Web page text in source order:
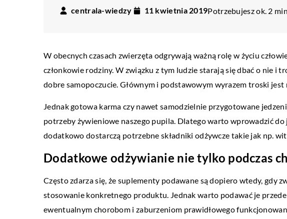
centrala-wiedzy 11 kwietnia 2019Potrzebujesz ok. 2
W obecnych czasach zwierzęta odgrywają ważną rolę w życiu
członkowie rodziny. W związku z tym ludzie starają się dbać o nie i
dobre samopoczucie. Głównym i podstawowym wyrazem troski
Jednak gotowa karma czy nawet samodzielnie przygotowane
potrzeby żywieniowe naszego pupila. Dlatego warto wprowadzić
dodatkowo dostarczą potrzebne składniki odżywcze takie jak np.
Dodatkowe odżywianie nie tylko podczas
Często zdarza się, że suplementy podawane są dopiero wtedy, gdy
stosowanie konkretnego produktu. Jednak warto podawać je
ewentualnym chorobom i zaburzeniom prawidłowego
DOM
17 października 2021
Jak sobie sprawić ekologiczne i
tanie ogrzewanie we własnym domu?